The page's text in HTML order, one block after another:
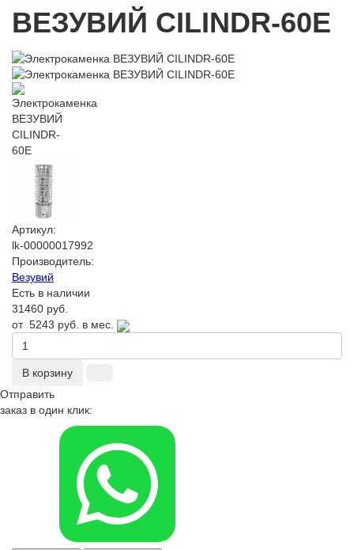
ВЕЗУВИЙ CILINDR-60E
Артикул:
lk-00000017992
Производитель:
Везувий
Есть в наличии
31460 руб.
от 5243 руб. в мес.
В корзину
Отправить
заказ в один клик: